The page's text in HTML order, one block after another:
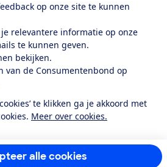
op onze site te kunnen
relevantere informatie op onze
te kunnen geven.
bekijken.
van de Consumentenbond op
te klikken ga je akkoord met
Meer over cookies.
alle cookies
Privacyverklaring
nieuws
FacebookTwitterInstagram
YoutubeLinkedIn
de Consumentenbondmet gemiddeld